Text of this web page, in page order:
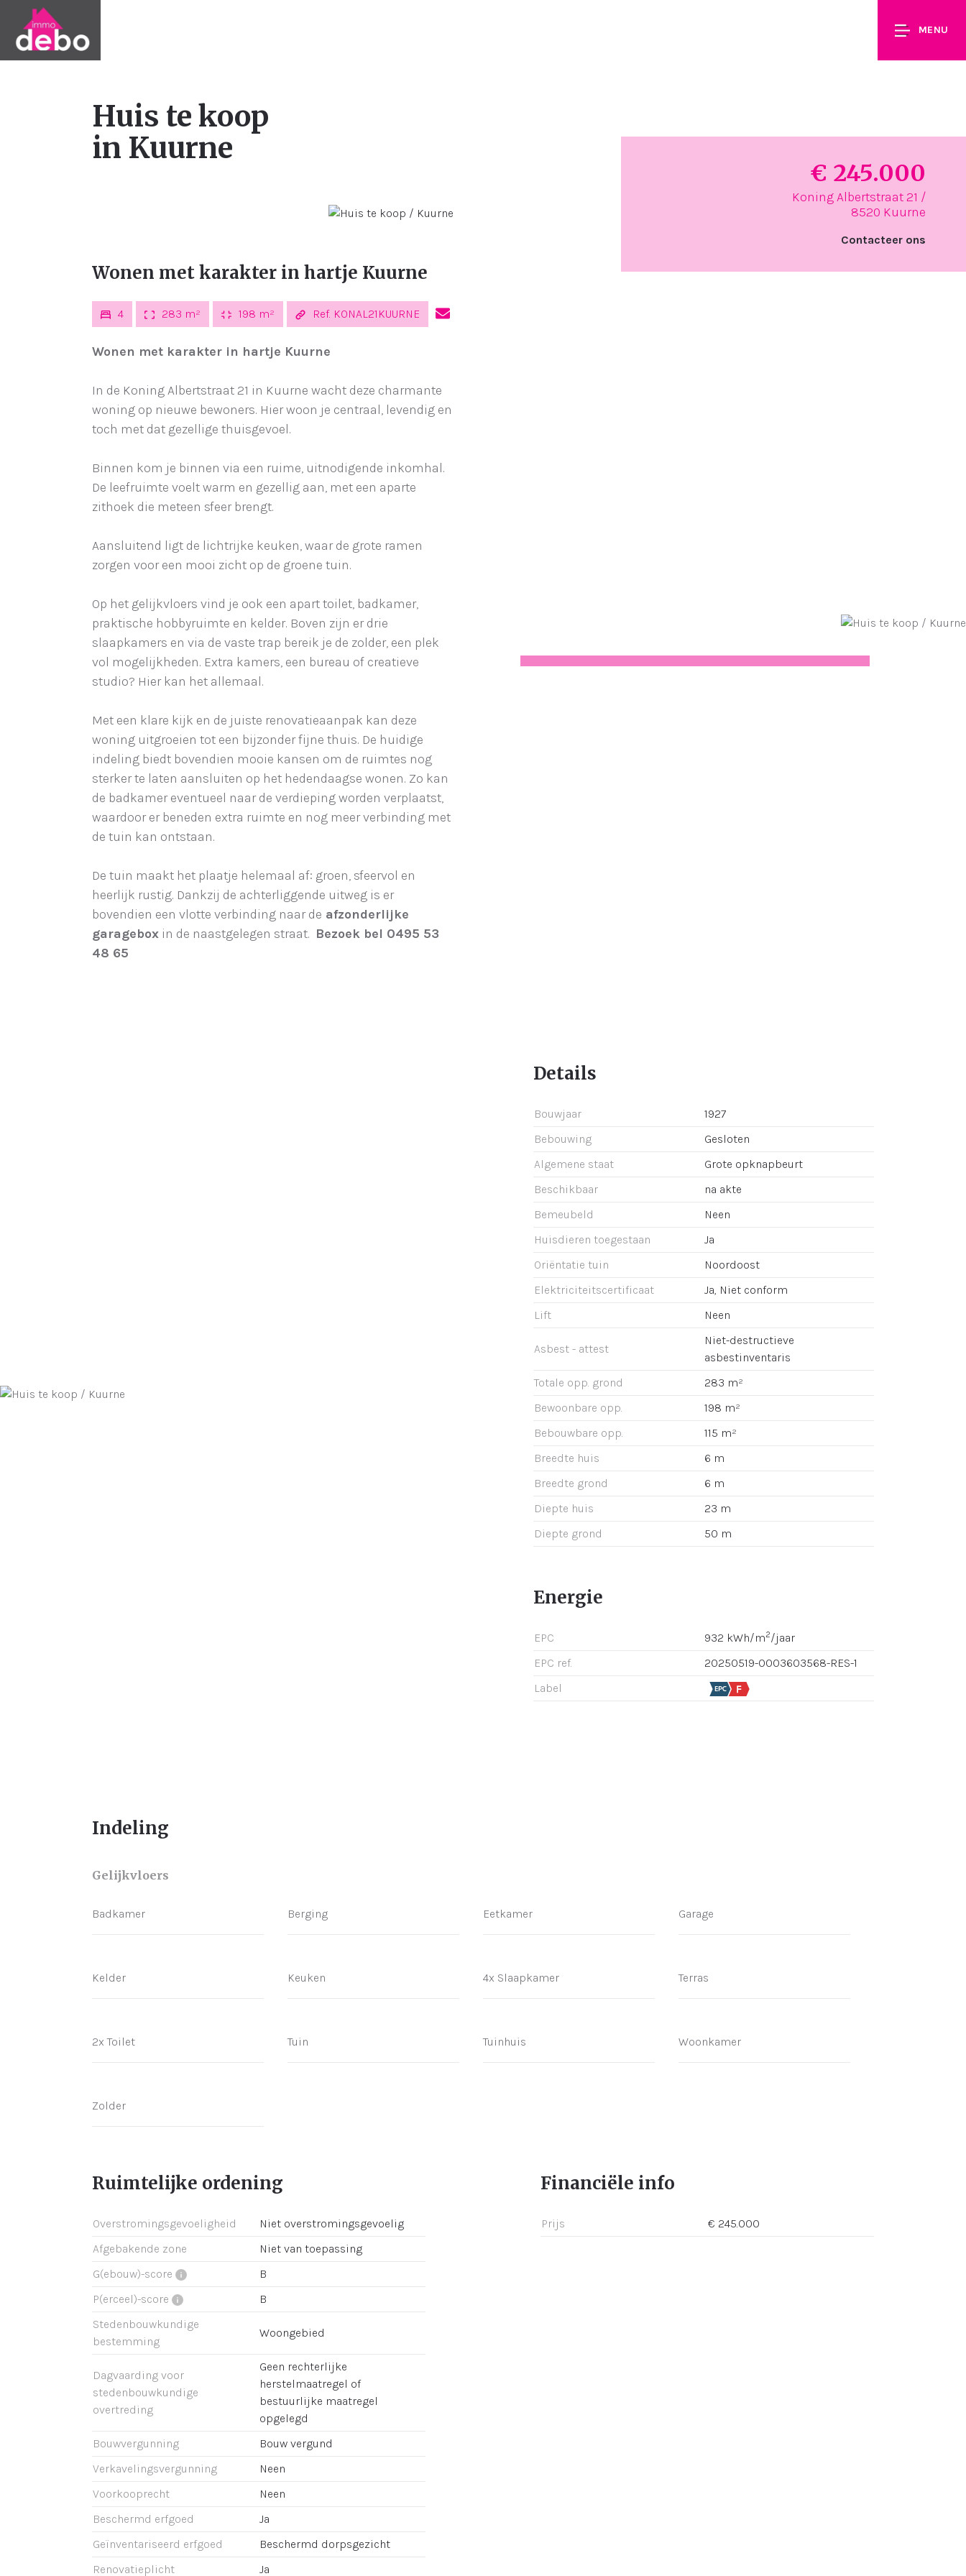
MENU
Huis te koop
in Kuurne
€ 245.000
Koning Albertstraat 21 /
8520 Kuurne
Contacteer ons
Wonen met karakter in hartje Kuurne
4 283 m² 198 m² Ref. KONAL21KUURNE
Wonen met karakter in hartje Kuurne
In de Koning Albertstraat 21 in Kuurne wacht deze charmante
woning op nieuwe bewoners. Hier woon je centraal, levendig en
toch met dat gezellige thuisgevoel.
Binnen kom je binnen via een ruime, uitnodigende inkomhal.
De leefruimte voelt warm en gezellig aan, met een aparte
zithoek die meteen sfeer brengt.
Aansluitend ligt de lichtrijke keuken, waar de grote ramen
zorgen voor een mooi zicht op de groene tuin.
Op het gelijkvloers vind je ook een apart toilet, badkamer,
praktische hobbyruimte en kelder. Boven zijn er drie
slaapkamers en via de vaste trap bereik je de zolder, een plek
vol mogelijkheden. Extra kamers, een bureau of creatieve
studio? Hier kan het allemaal.
Met een klare kijk en de juiste renovatieaanpak kan deze
woning uitgroeien tot een bijzonder fijne thuis. De huidige
indeling biedt bovendien mooie kansen om de ruimtes nog
sterker te laten aansluiten op het hedendaagse wonen. Zo kan
de badkamer eventueel naar de verdieping worden verplaatst,
waardoor er beneden extra ruimte en nog meer verbinding met
de tuin kan ontstaan.
De tuin maakt het plaatje helemaal af: groen, sfeervol en
heerlijk rustig. Dankzij de achterliggende uitweg is er
bovendien een vlotte verbinding naar de afzonderlijke
garagebox in de naastgelegen straat. Bezoek bel 0495 53
48 65
Details
Bouwjaar
1927
Bebouwing
Gesloten
Algemene staat
Grote opknapbeurt
Beschikbaar
na akte
Bemeubeld
Neen
Huisdieren toegestaan
Ja
Oriëntatie tuin
Noordoost
Elektriciteitscertificaat
Ja, Niet conform
Lift
Neen
Asbest - attest
Niet-destructieve
asbestinventaris
Totale opp. grond
283 m²
Bewoonbare opp.
198 m²
Bebouwbare opp.
115 m²
Breedte huis
6 m
Breedte grond
6 m
Diepte huis
23 m
Diepte grond
50 m
Energie
EPC 932 kWh/m2/jaar
EPC ref.
20250519-0003603568-RES-1
Label
Indeling
Gelijkvloers
Badkamer Berging Eetkamer Garage
Kelder Keuken 4x Slaapkamer Terras
2x Toilet Tuin Tuinhuis Woonkamer
Zolder
Ruimtelijke ordening
Overstromingsgevoeligheid
Niet overstromingsgevoelig
Afgebakende zone
Niet van toepassing
G(ebouw)-score
B
P(erceel)-score
B
Stedenbouwkundige
bestemming
Woongebied
Dagvaarding voor
stedenbouwkundige
overtreding
Geen rechterlijke
herstelmaatregel of
bestuurlijke maatregel
opgelegd
Bouwvergunning
Bouw vergund
Verkavelingsvergunning
Neen
Voorkooprecht
Neen
Beschermd erfgoed
Ja
Geïnventariseerd erfgoed
Beschermd dorpsgezicht
Renovatieplicht
Ja
Financiële info
Prijs € 245.000